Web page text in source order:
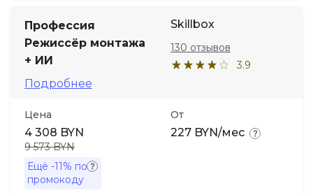
Профессия
Режиссёр монтажа
+ ИИ
Подробнее
Skillbox
3.9
130 отзывов
Цена
4 308 BYN
9 573 BYN
Ещё -11% по
промокоду
От
227 BYN/мес